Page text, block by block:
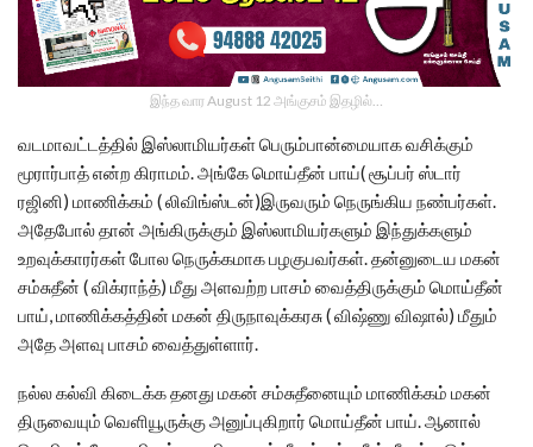
இந்த வார August 12 அங்குசம் இதழில்…
வடமாவட்டத்தில் இஸ்லாமியர்கள் பெரும்பான்மையாக வசிக்கும்
மூரார்பாத் என்ற கிராமம். அங்கே மொய்தீன் பாய்( சூப்பர் ஸ்டார்
ரஜினி) மாணிக்கம் ( லிவிங்ஸ்டன்)இருவரும் நெருங்கிய நண்பர்கள்.
அதேபோல் தான் அங்கிருக்கும் இஸ்லாமியர்களும் இந்துக்களும்
உறவுக்காரர்கள் போல நெருக்கமாக பழகுபவர்கள். தன்னுடைய மகன்
சம்சுதீன் ( விக்ராந்த்) மீது அளவற்ற பாசம் வைத்திருக்கும் மொய்தீன்
பாய், மாணிக்கத்தின் மகன் திருநாவுக்கரசு ( விஷ்ணு விஷால்) மீதும்
அதே அளவு பாசம் வைத்துள்ளார்.
நல்ல கல்வி கிடைக்க தனது மகன் சம்சுதீனையும் மாணிக்கம் மகன்
திருவையும் வெளியூருக்கு அனுப்புகிறார் மொய்தீன் பாய். ஆனால்